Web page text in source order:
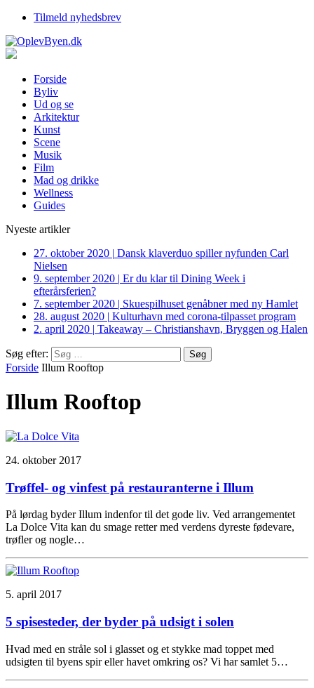
Tilmeld nyhedsbrev
Forside
Byliv
Ud og se
Arkitektur
Kunst
Scene
Musik
Film
Mad og drikke
Wellness
Guides
Nyeste artikler
27. oktober 2020 | Dansk klaverduo spiller nyfunden Carl
Nielsen
9. september 2020 | Er du klar til Dining Week i
efterårsferien?
7. september 2020 | Skuespilhuset genåbner med ny Hamlet
28. august 2020 | Kulturhavn med corona-tilpasset program
2. april 2020 | Takeaway – Christianshavn, Bryggen og Halen
Søg efter:
Forside Illum Rooftop
Illum Rooftop
24. oktober 2017
Trøffel- og vinfest på restauranterne i Illum
På lørdag byder Illum indenfor til det gode liv. Ved arrangementet
La Dolce Vita kan du smage retter med verdens dyreste fødevare,
trøfler og nogle…
5. april 2017
5 spisesteder, der byder på udsigt i solen
Hvad med en stråle sol i glasset og et stykke mad toppet med
udsigten til byens spir eller havet omkring os? Vi har samlet 5…